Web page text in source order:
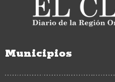
Municipios